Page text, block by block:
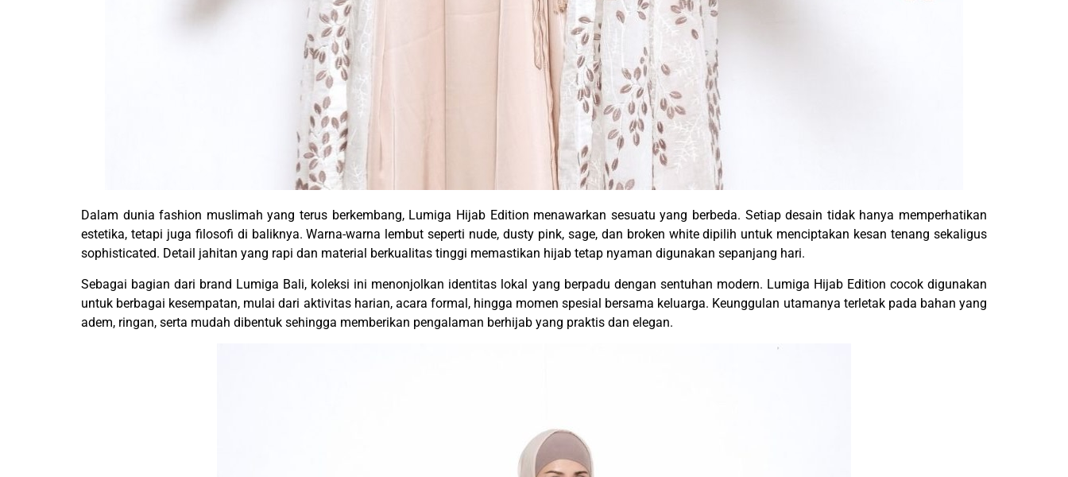
Dalam dunia fashion muslimah yang terus berkembang, Lumiga Hijab Edition menawarkan sesuatu yang berbeda. Setiap desain tidak hanya memperhatikan
estetika, tetapi juga filosofi di baliknya. Warna-warna lembut seperti nude, dusty pink, sage, dan broken white dipilih untuk menciptakan kesan tenang sekaligus
sophisticated. Detail jahitan yang rapi dan material berkualitas tinggi memastikan hijab tetap nyaman digunakan sepanjang hari.
Sebagai bagian dari brand Lumiga Bali, koleksi ini menonjolkan identitas lokal yang berpadu dengan sentuhan modern. Lumiga Hijab Edition cocok digunakan
untuk berbagai kesempatan, mulai dari aktivitas harian, acara formal, hingga momen spesial bersama keluarga. Keunggulan utamanya terletak pada bahan yang
adem, ringan, serta mudah dibentuk sehingga memberikan pengalaman berhijab yang praktis dan elegan.